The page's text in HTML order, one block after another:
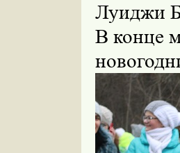
Луиджи
В конце